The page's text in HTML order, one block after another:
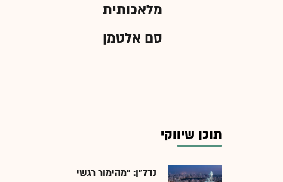
מלאכותית
סם אלטמן
תוכן שיווקי
נדל"ן: "מהימור רגשי